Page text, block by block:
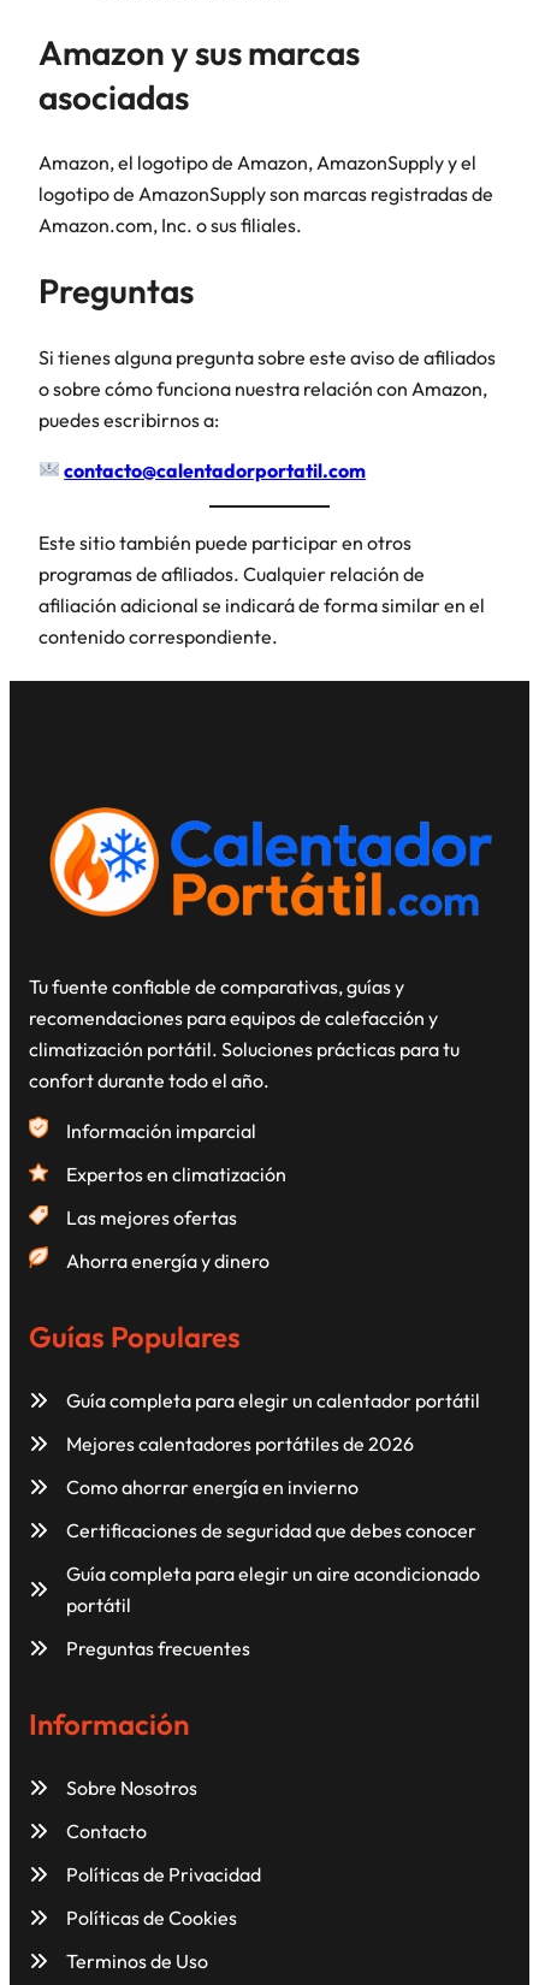
Amazon y sus marcas
asociadas
Amazon, el logotipo de Amazon, AmazonSupply y el
logotipo de AmazonSupply son marcas registradas de
Amazon.com, Inc. o sus filiales.
Preguntas
Si tienes alguna pregunta sobre este aviso de afiliados
o sobre cómo funciona nuestra relación con Amazon,
puedes escribirnos a:
contacto@calentadorportatil.com
Este sitio también puede participar en otros
programas de afiliados. Cualquier relación de
afiliación adicional se indicará de forma similar en el
contenido correspondiente.
Tu fuente confiable de comparativas, guías y
recomendaciones para equipos de calefacción y
climatización portátil. Soluciones prácticas para tu
confort durante todo el año.
Información imparcial
Expertos en climatización
Las mejores ofertas
Ahorra energía y dinero
Guías Populares
Guía completa para elegir un calentador portátil
Mejores calentadores portátiles de 2026
Como ahorrar energía en invierno
Certificaciones de seguridad que debes conocer
Guía completa para elegir un aire acondicionado
portátil
Preguntas frecuentes
Información
Sobre Nosotros
Contacto
Políticas de Privacidad
Políticas de Cookies
Terminos de Uso